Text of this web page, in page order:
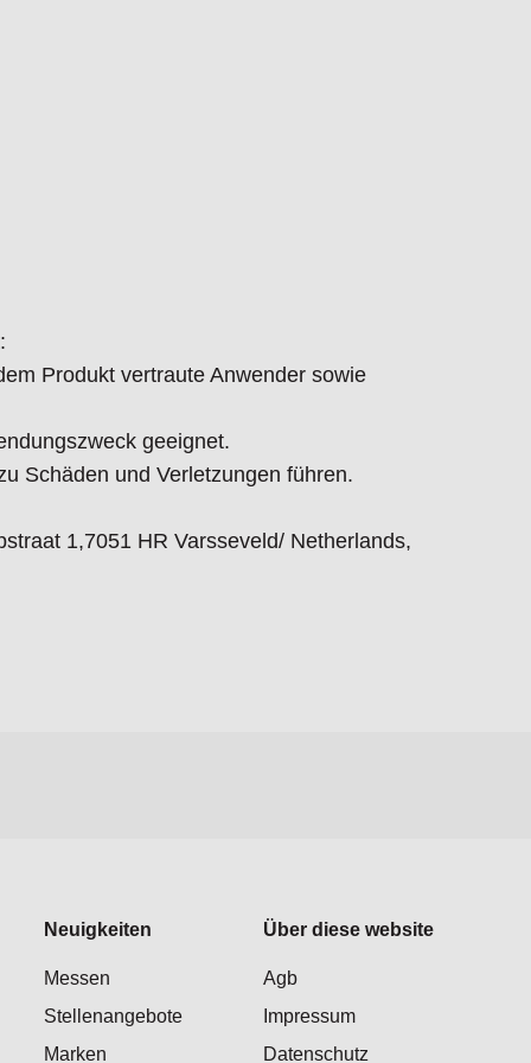
Produkt vertraute Anwender sowie
geeignet.
Schäden und Verletzungen führen.
1,7051 HR Varsseveld/ Netherlands,
Neuigkeiten
Messen
Stellenangebote
Marken
Über diese website
Agb
Impressum
Datenschutz